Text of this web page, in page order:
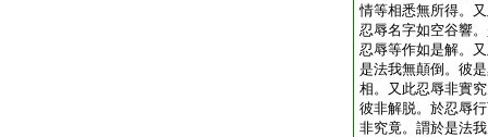
情等相悉無所得。
忍辱名字如空谷響
忍辱等作如是解。
是法我無顛倒。彼
相。又此忍辱非實
彼非解脱。於忍辱
非究竟。謂於是法